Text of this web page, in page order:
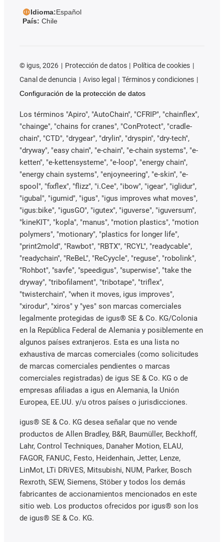
Idioma:Español
País: Chile
© igus, 2026 Protección de datos
Política de cookies
Canal de denuncia
Aviso legal
Términos y condiciones
Configuración de la protección de datos
Los términos "Apiro", "AutoChain", "CFRIP", "chainflex",
"chainge", "chains for cranes", "ConProtect", "cradle-
chain", "CTD", "drygear", "drylin", "dryspin", "dry-tech",
"dryway", "easy chain", "e-chain", "e-chain systems", "e-
ketten", "e-kettensysteme", "e-loop", "energy chain",
"energy chain systems", "enjoyneering", "e-skin", "e-
spool", "fixflex", "flizz", "i.Cee", "ibow", "igear", "iglidur",
"igubal", "igumid", "igus", "igus improves what moves",
"igus:bike", "igusGO", "igutex", "iguverse", "iguversum",
"kineKIT", "kopla", "manus", "motion plastics", "motion
polymers", "motionary", "plastics for longer life",
"print2mold", "Rawbot", "RBTX", "RCYL", "readycable",
"readychain", "ReBeL", "ReCyycle", "reguse", "robolink",
"Rohbot", "savfe", "speedigus", "superwise", "take the
dryway", "tribofilament", "tribotape", "triflex",
"twisterchain", "when it moves, igus improves",
"xirodur", "xiros" y "yes" son marcas comerciales
legalmente protegidas de igus® SE & Co. KG/Colonia
en la República Federal de Alemania y posiblemente en
algunos países extranjeros. Esta es una lista no
exhaustiva de marcas comerciales (como solicitudes
de marcas comerciales pendientes o marcas
comerciales registradas) de igus SE & Co. KG o de
empresas afiliadas a igus en Alemania, la Unión
Europea, EE.UU. y/u otros países o jurisdicciones.
igus® SE & Co. KG desea señalar que no vende
productos de Allen Bradley, B&R, Baumüller, Beckhoff,
Lahr, Control Techniques, Danaher Motion, ELAU,
FAGOR, FANUC, Festo, Heidenhain, Jetter, Lenze,
LinMot, LTi DRiVES, Mitsubishi, NUM, Parker, Bosch
Rexroth, SEW, Siemens, Stöber y todos los demás
fabricantes de accionamientos mencionados en este
sitio web. Los productos ofrecidos por igus® son los
de igus® SE & Co. KG.